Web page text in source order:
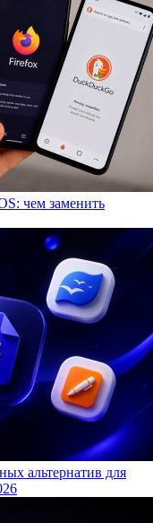
чем заменить
альтернатив для